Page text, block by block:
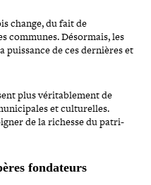
change, du fait de
communes. Désormais, les
puissance de ces dernières et
plus véri­ta­ble­ment de
et cultu­relles.
de la richesse du patri­
fondateurs